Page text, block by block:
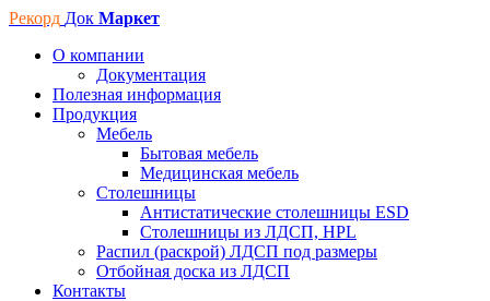
Рекорд Док Маркет
О компании
Документация
Полезная информация
Продукция
Мебель
Бытовая мебель
Медицинская мебель
Столешницы
Антистатические столешницы ESD
Столешницы из ЛДСП, HPL
Распил (раскрой) ЛДСП под размеры
Отбойная доска из ЛДСП
Контакты